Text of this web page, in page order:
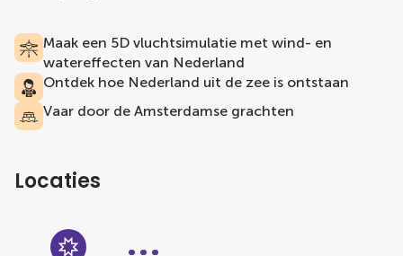
Maak een 5D vluchtsimulatie met wind- en
watereffecten van Nederland
Ontdek hoe Nederland uit de zee is ontstaan
Vaar door de Amsterdamse grachten
Locaties